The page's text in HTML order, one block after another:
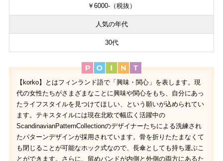
￥6000-（税抜）
人気の年代
30代
【korko】とはフィンランド語で「興味・関心」を表します。現
代の女性たちがさまざまなことに興味や関心をもち、自分にあっ
たライフスタイルを見つけてほしい、という願いが込められてい
ます。テキスタイルには現在北欧で幅広く活躍中の
ScandinavianPatternCollectionのデザイナーたちによる洗練され
たパターンデザインが採用されています。骨を折りたたまなくて
も閉じることが可能なホック式なので、長傘としても持ち運ぶこ
とができます。さらに、留めバンドが内側と外側の両方にあるた